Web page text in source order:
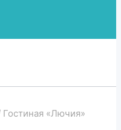
Гостиная «Лючия»